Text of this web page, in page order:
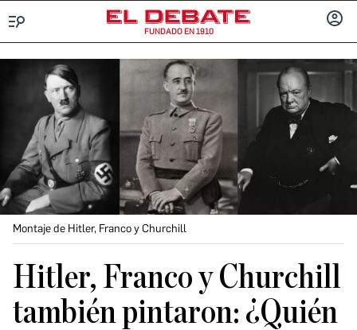
FUNDADO EN 1910
Montaje de Hitler, Franco y Churchill
Hitler, Franco y Churchill
también pintaron: ¿Quién